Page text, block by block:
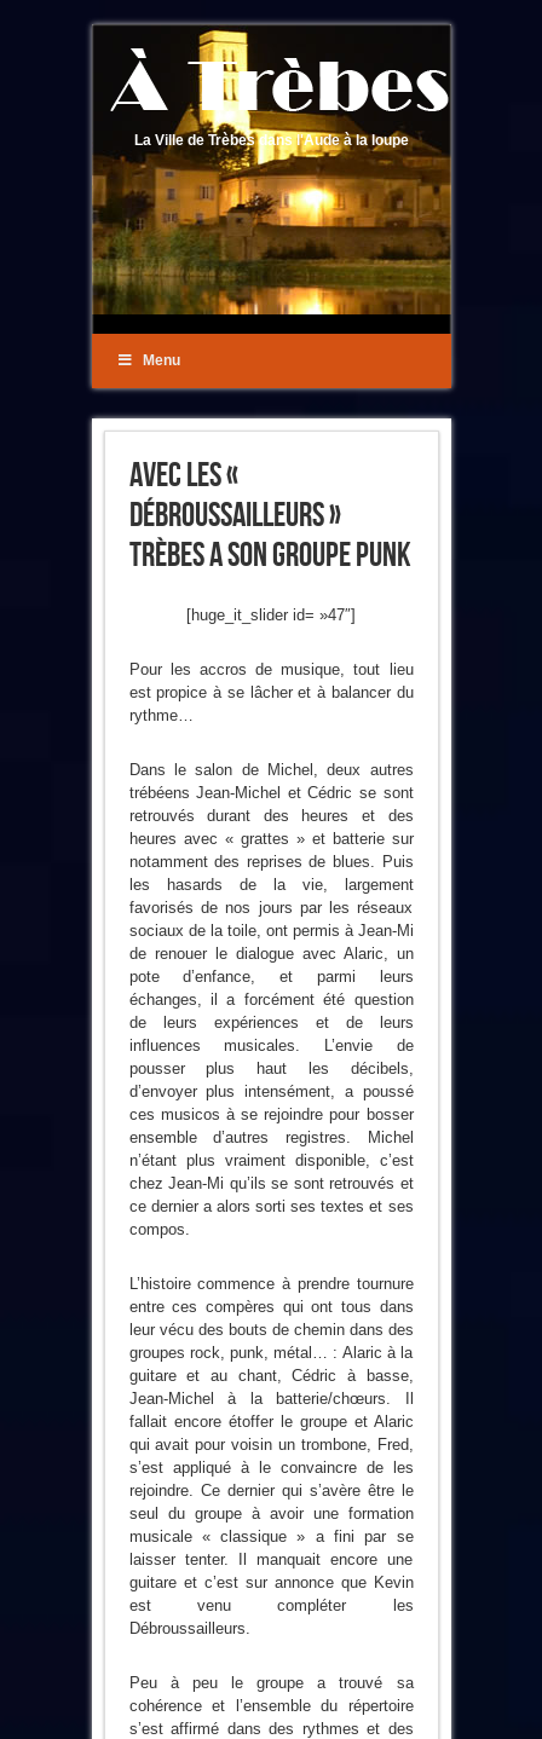
La Ville de Trèbes dans l'Aude à la loupe
Menu
Avec Les «
Débroussailleurs »
Trèbes A Son Groupe Punk
[huge_it_slider id= »47″]
Pour les accros de musique, tout lieu
est propice à se lâcher et à balancer du
rythme…
Dans le salon de Michel, deux autres
trébéens Jean-Michel et Cédric se sont
retrouvés durant des heures et des
heures avec « grattes » et batterie sur
notamment des reprises de blues. Puis
les hasards de la vie, largement
favorisés de nos jours par les réseaux
sociaux de la toile, ont permis à Jean-Mi
de renouer le dialogue avec Alaric, un
pote d’enfance, et parmi leurs
échanges, il a forcément été question
de leurs expériences et de leurs
influences musicales. L’envie de
pousser plus haut les décibels,
d’envoyer plus intensément, a poussé
ces musicos à se rejoindre pour bosser
ensemble d’autres registres. Michel
n’étant plus vraiment disponible, c’est
chez Jean-Mi qu’ils se sont retrouvés et
ce dernier a alors sorti ses textes et ses
compos.
L’histoire commence à prendre tournure
entre ces compères qui ont tous dans
leur vécu des bouts de chemin dans des
groupes rock, punk, métal… : Alaric à la
guitare et au chant, Cédric à basse,
Jean-Michel à la batterie/chœurs. Il
fallait encore étoffer le groupe et Alaric
qui avait pour voisin un trombone, Fred,
s’est appliqué à le convaincre de les
rejoindre. Ce dernier qui s’avère être le
seul du groupe à avoir une formation
musicale « classique » a fini par se
laisser tenter. Il manquait encore une
guitare et c’est sur annonce que Kevin
est venu compléter les
Débroussailleurs.
Peu à peu le groupe a trouvé sa
cohérence et l’ensemble du répertoire
s’est affirmé dans des rythmes et des